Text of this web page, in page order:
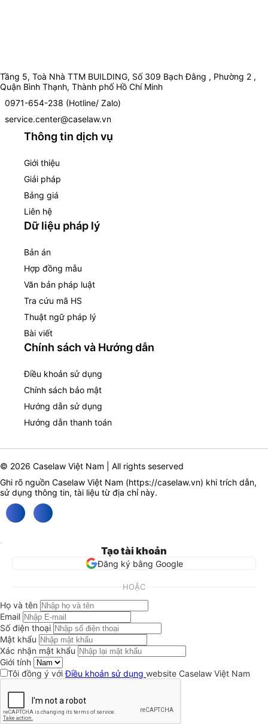
Tầng 5, Toà Nhà TTM BUILDING, Số 309 Bạch Đằng , Phường 2 ,
Quận Bình Thạnh, Thành phố Hồ Chí Minh
0971-654-238 (Hotline/ Zalo)
service.center@caselaw.vn
Thông tin dịch vụ
Giới thiệu
Giải pháp
Bảng giá
Liên hệ
Dữ liệu pháp lý
Bản án
Hợp đồng mẫu
Văn bản pháp luật
Tra cứu mã HS
Thuật ngữ pháp lý
Bài viết
Chính sách và Hướng dẫn
Điều khoản sử dụng
Chính sách bảo mật
Hướng dẫn sử dụng
Hướng dẫn thanh toán
© 2026 Caselaw Việt Nam | All rights seserved
Ghi rõ nguồn Caselaw Việt Nam (https://caselaw.vn) khi trích dẫn,
sử dụng thông tin, tài liệu từ địa chỉ này.
Tạo tài khoản
Đăng ký bằng Google
HOẶC
Họ và tên
Email
Số điện thoại
Mật khẩu
Xác nhận mật khẩu
Giới tính
Tôi đồng ý vớiĐiều khoản sử dụng website Caselaw Việt Nam